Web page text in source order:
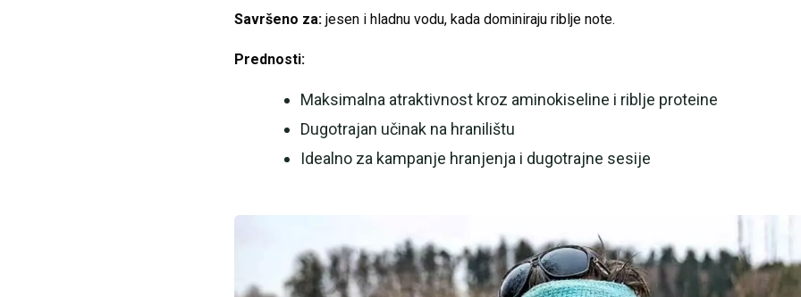
Savršeno za: jesen i hladnu vodu, kada dominiraju riblje note.
Prednosti:
Maksimalna atraktivnost kroz aminokiseline i riblje proteine
Dugotrajan učinak na hranilištu
Idealno za kampanje hranjenja i dugotrajne sesije